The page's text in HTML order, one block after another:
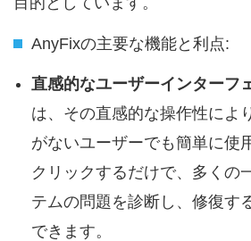
AnyFixの主要な機能と利点:
直感的なユーザーインターフ
は、その直感的な操作性によ
がないユーザーでも簡単に使
クリックするだけで、多くの
テムの問題を診断し、修復す
できます。